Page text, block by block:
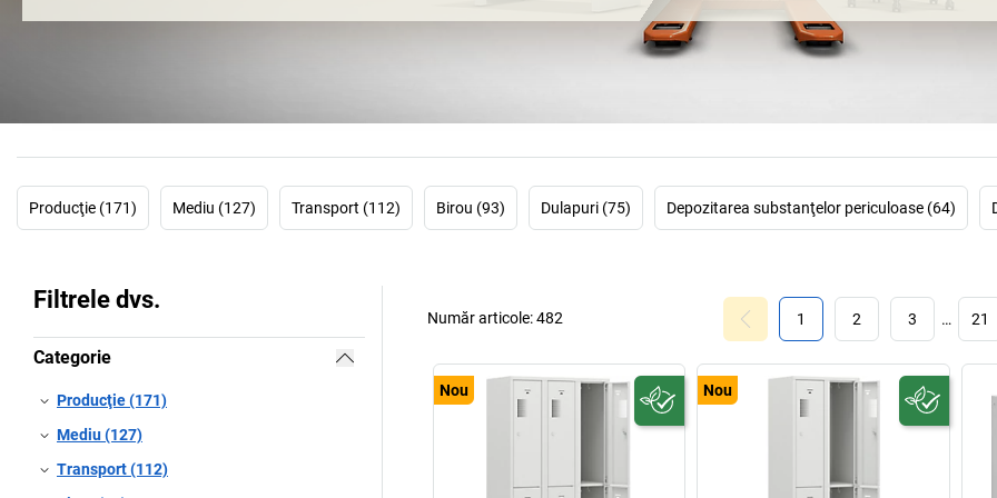
discuțiile despre
Producţie (171) Mediu (127) Transport (112) Birou (93) Dulapuri (75) Depozitarea substanţelor periculoase (64)
Filtrele dvs.
Categorie
Producţie (171)
Mediu (127)
Transport (112)
1 2 3 … 21
Număr articole:482
Nou Nou